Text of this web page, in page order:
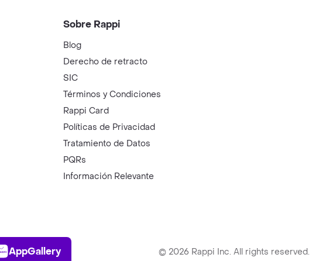
Sobre Rappi
Blog
Derecho de retracto
SIC
Términos y Condiciones
Rappi Card
Políticas de Privacidad
Tratamiento de Datos
PQRs
Información Relevante
AppGallery
AppGallery © 2026 Rappi Inc. All rights reserved.